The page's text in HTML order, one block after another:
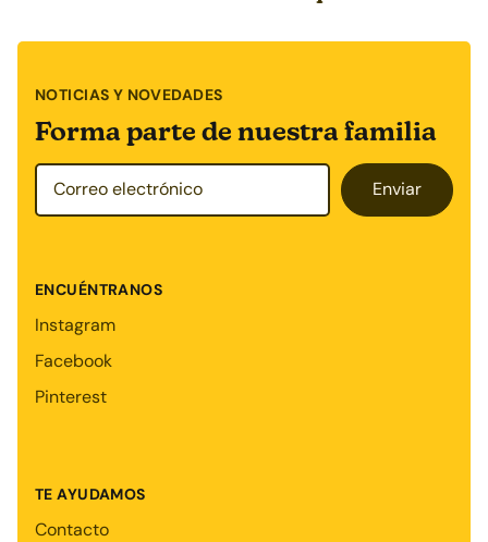
NOTICIAS Y NOVEDADES
Forma parte de nuestra familia
Enviar
ENCUÉNTRANOS
Instagram
Facebook
Pinterest
TE AYUDAMOS
Contacto